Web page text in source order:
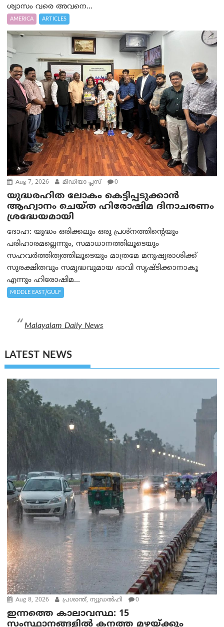
ശ്വാസം വരെ അവനെ...
AMERICA ARTICLES
Aug 7, 2026 മീഡിയാ പ്ലസ് 0
യുദ്ധരഹിത ലോകം കെട്ടിപ്പടുക്കാന്‍
ആഹ്വാനം ചെയ്ത ഹിരോഷിമ ദിനാചരണം
ശ്രദ്ധേയമായി
ദോഹ: യുദ്ധം ഒരിക്കലും ഒരു പ്രശ്‌നത്തിന്റെയും
പരിഹാരമല്ലെന്നും, സമാധാനത്തിലൂടെയും
സഹവര്‍ത്തിത്വത്തിലൂടെയും മാത്രമേ മനുഷ്യരാശിക്ക്
സുരക്ഷിതവും സമൃദ്ധവുമായ ഭാവി സൃഷ്ടിക്കാനാകൂ
എന്നും ഹിരോഷിമ...
MIDDLE EAST/GULF
Malayalam Daily News
LATEST NEWS
Aug 8, 2026 പ്രശാന്ത്, ന്യൂഡല്‍ഹി 0
ഇന്നത്തെ കാലാവസ്ഥ: 15
സംസ്ഥാനങ്ങളിൽ കനത്ത മഴയ്ക്കും